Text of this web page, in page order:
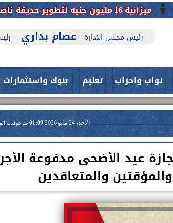
رئيس مجلس الإدارة عصام بداري
نواب واحزاب تعليم بنوك واستثمارات
الأحد، 24 مايو 2026 01:09 مـ بتوقيت
عيد الأضحى مدفوعة الأجر
والمتعاقدين
العلاج الحر بمنفلوط بالتعاون مع هيئة
جامعة اسيوط....
الأنف والأذن